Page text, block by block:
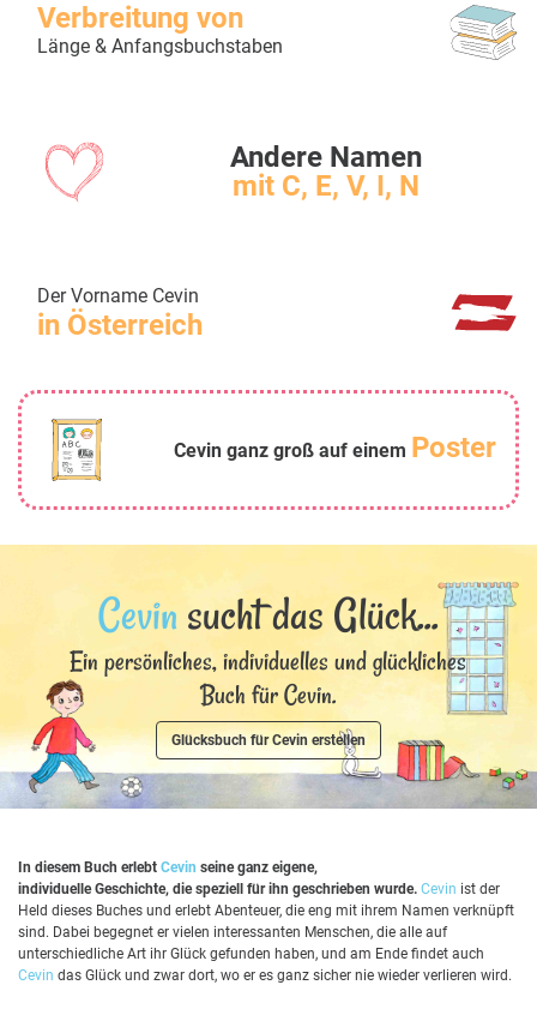
Verbreitung von
Länge & Anfangsbuchstaben
Andere Namen
mit C, E, V, I, N
Der Vorname Cevin
in Österreich
Cevin ganz groß auf einem Poster
Cevinsucht das Glück...
Ein persönliches, individuelles und glückliches
Buch für Cevin.
Glücksbuch für Cevin erstellen
In diesem Buch erlebt Cevin seine ganz eigene,
individuelle Geschichte, die speziell für ihn geschrieben wurde. Cevin ist der
Held dieses Buches und erlebt Abenteuer, die eng mit ihrem Namen verknüpft
sind. Dabei begegnet er vielen interessanten Menschen, die alle auf
unterschiedliche Art ihr Glück gefunden haben, und am Ende findet auch
Cevin das Glück und zwar dort, wo er es ganz sicher nie wieder verlieren wird.